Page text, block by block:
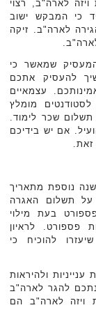
לארה"ב, רצוי
כי המבקש ישוב
לארה"ב. זיקה
שמאשר כי
להעסיק אתכם
עצמאיים
מומלץ
תשלום שכר לימוד.
אם יש בידיכם
נוספת מתאריך
על תשלום האגרה
בעת מילוי
פספורט. לראיון
להוכיח כי
ולהיראות
להגר לארה"ב
ויזה לארה"ב הם